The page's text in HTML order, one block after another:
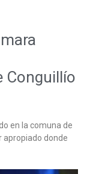
Conguillío
en la comuna de
apropiado donde